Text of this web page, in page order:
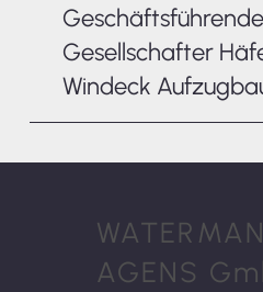
Gesellschafter
Windeck
AGENS